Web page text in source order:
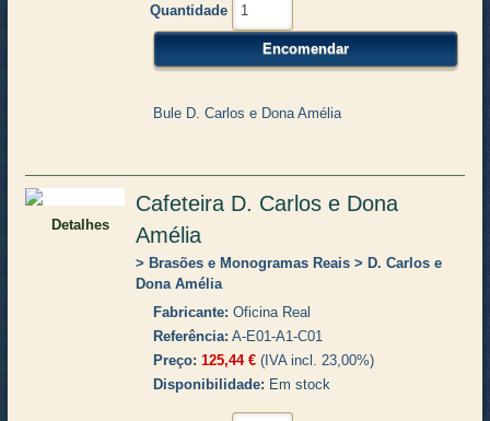
Quantidade
Bule D. Carlos e Dona Amélia
Detalhes
Cafeteira D. Carlos e Dona
Amélia
Brasões e Monogramas Reais
D. Carlos e
Dona Amélia
Fabricante Oficina Real
Referência A-E01-A1-C01
Preço 125,44 €(IVA incl. 23,00%)
Disponibilidade
Em stock